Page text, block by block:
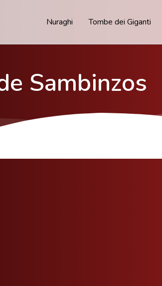
Nuraghi Tombe dei Giganti
Sambinzos